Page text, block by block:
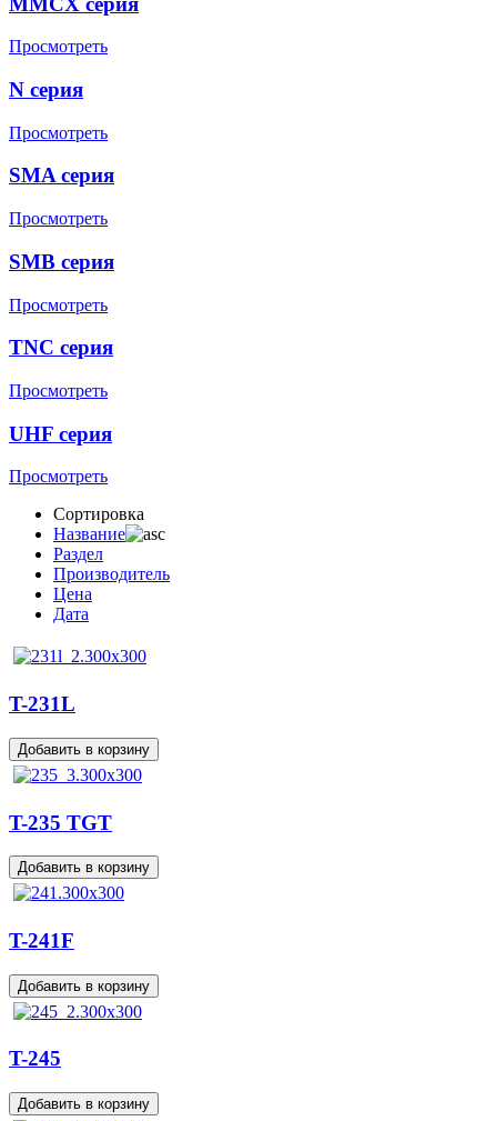
Просмотреть
N серия
Просмотреть
SMA серия
Просмотреть
SMB серия
Просмотреть
TNC серия
Просмотреть
UHF серия
Просмотреть
Сортировка
Название
Раздел
Производитель
Цена
Дата
T-231L
T-235 TGT
T-241F
T-245